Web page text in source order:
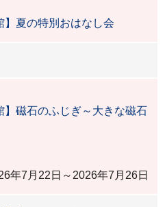
】夏の特別おはなし会
】磁石のふじぎ～大きな磁石
年7月22日～2026年7月26日